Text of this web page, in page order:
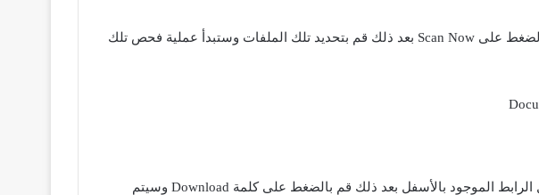
وإذا أردت عزيزي المستخدم البدء في فحص بعد الملفات للتأكد من خلوها من الفيروسات الضارة قم بالضغط على Scan Now بعد ذلك قم بتحديد تلك الملفات وستبدأ عملية فحص تلك
يمكنكم أصدقائي تحميل هذا البرنامج المميز من الموقع الرسمي فقط قم بالدخول إلي الموقع من خلال الرابط الموجود بالأسفل بعد ذلك قم بالضغط على كلمة Download وسيتم